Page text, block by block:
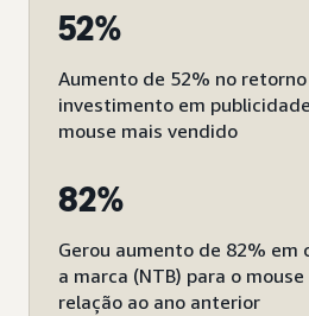
52%
Aumento de 52% no
investimento em
mouse mais vendido
82%
Gerou aumento de 82% em
a marca (NTB) para o
relação ao ano anterior